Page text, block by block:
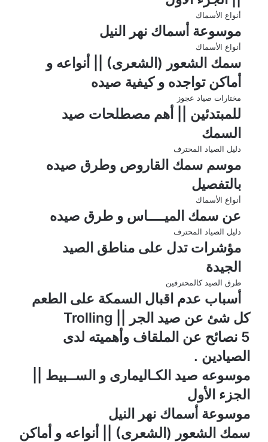
أنواع الأسماك
موسوعة أسماك نهر النيل
أنواع الأسماك
سمك الشعور (الشعرى) || أنواعه و
أماكن تواجده و كيفية صيده
مختارات صياد عجوز
للمبتدئين || أهم مصطلحات صيد
السمك
دليل الصياد المحترف
موسم سمك القاروص وطرق صيده
بالتفصيل
أنواع الأسماك
عن سمك الميــــاس و طرق صيده
دليل الصياد المحترف
مؤشرات تدل على مناطق الصيد
الجيدة
طرق الصيد كالمحترفين
أسباب عدم اقبال السمكة على الطعم
كل شئ عن صيد الجر || Trolling
5 نصائح عن الملقاف وأهميته لدى
الصيادين .
موسوعه صيد الكـاليمارى و الســبيط ||
الجزء الأول
موسوعة أسماك نهر النيل
سمك الشعور (الشعرى) || أنواعه و أماكن